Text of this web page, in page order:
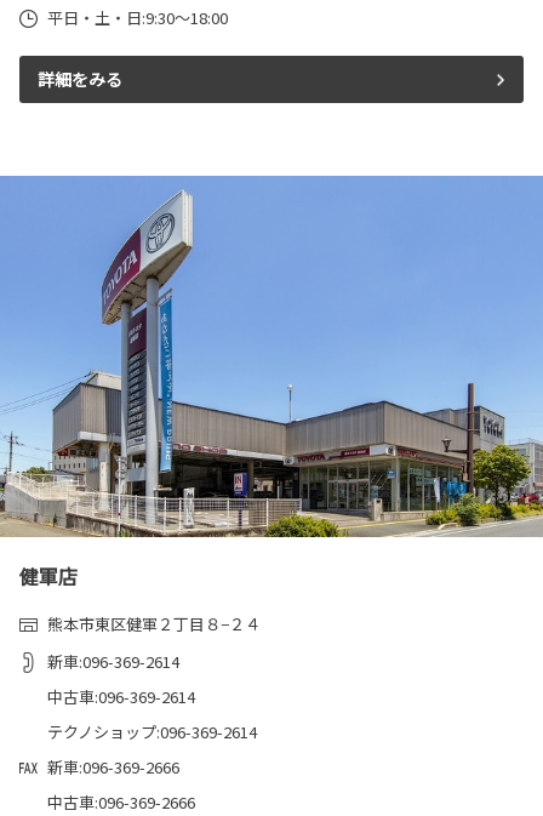
平日・土・日:9:30～18:00
詳細をみる
健軍店
熊本市東区健軍２丁目８−２４
新車:096-369-2614
中古車:096-369-2614
テクノショップ:096-369-2614
新車:096-369-2666
中古車:096-369-2666